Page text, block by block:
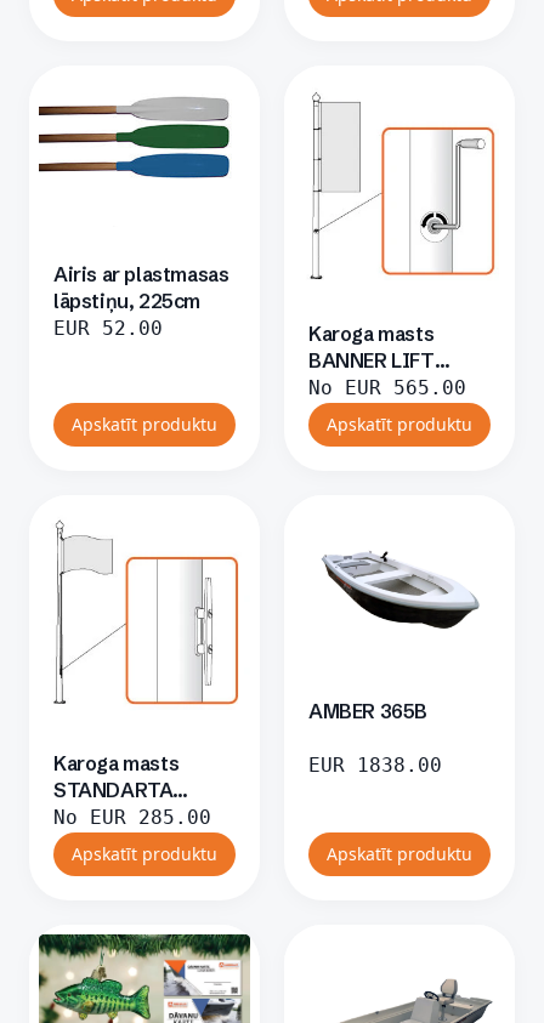
Airis ar plastmasas
lāpstiņu, 225cm
EUR 52.00
Apskatīt produktu
Karoga masts
BANNER LIFT
(vinčas) sistēma
No EUR 565.00
Apskatīt produktu
Karoga masts
STANDARTA
sistēma
No EUR 285.00
Apskatīt produktu
AMBER 365B
EUR 1838.00
Apskatīt produktu